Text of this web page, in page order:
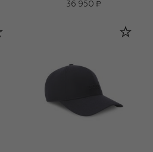
36 950 ₽